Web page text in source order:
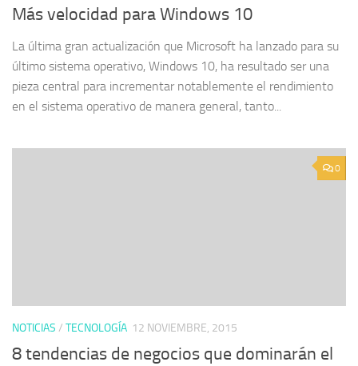
Más velocidad para Windows 10
La última gran actualización que Microsoft ha lanzado para su
último sistema operativo, Windows 10, ha resultado ser una
pieza central para incrementar notablemente el rendimiento
en el sistema operativo de manera general, tanto...
0
NOTICIAS / TECNOLOGÍA 12 NOVIEMBRE, 2015
8 tendencias de negocios que dominarán el